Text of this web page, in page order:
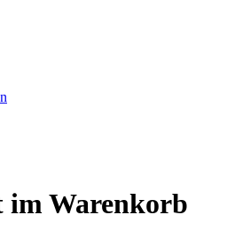
Warenkorb